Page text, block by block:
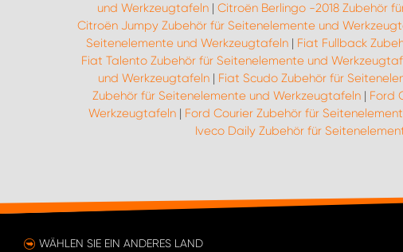
und Werkzeugtafeln | Citroën Berlingo -2018 Zubehör
Citroën Jumpy Zubehör für Seitenelemente und
Seitenelemente und Werkzeugtafeln| Fiat Fullback
Fiat Talento Zubehör für Seitenelemente und
und Werkzeugtafeln| Fiat Scudo Zubehör für
Zubehör für Seitenelemente und Werkzeugtafeln | Ford
Werkzeugtafeln| Ford Courier Zubehör für
Iveco Daily Zubehör für
WÄHLEN SIE EIN ANDERES LAND